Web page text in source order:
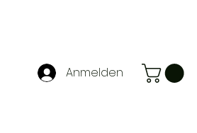
Anmelden